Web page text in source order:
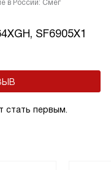
в России: Смег
SF6905X1
стать первым.